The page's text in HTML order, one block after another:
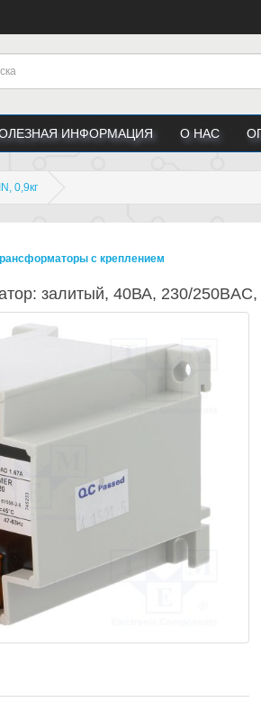
ИНФОРМАЦИЯ О НАС
0,9кг
с креплением
залитый, 40ВА, 230/